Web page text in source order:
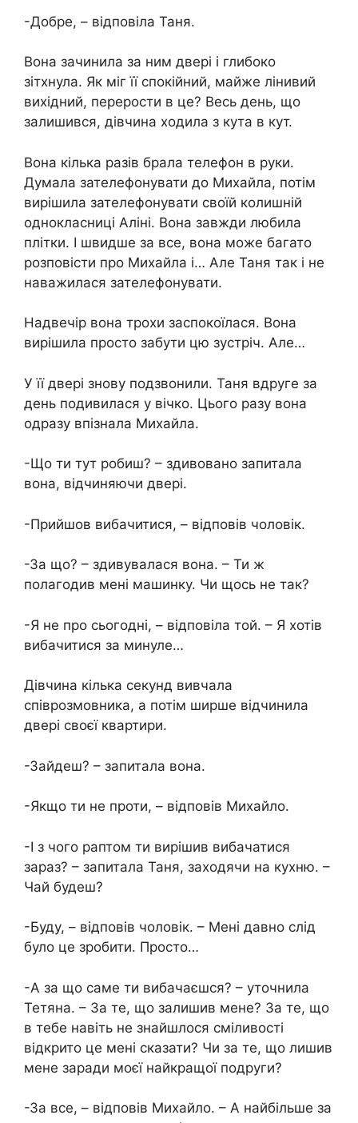
-Добре, – відповіла Таня.
Вона зачинила за ним двері і глибоко
зітхнула. Як міг її спокійний, майже лінивий
вихідний, перерости в це? Весь день, що
залишився, дівчина ходила з кута в кут.
Вона кілька разів брала телефон в руки.
Думала зателефонувати до Михайла, потім
вирішила зателефонувати своїй колишній
однокласниці Аліні. Вона завжди любила
плітки. І швидше за все, вона може багато
розповісти про Михайла і… Але Таня так і не
наважилася зателефонувати.
Надвечір вона трохи заспокоїлася. Вона
вирішила просто забути цю зустріч. Але…
У її двері знову подзвонили. Таня вдруге за
день подивилася у вічко. Цього разу вона
одразу впізнала Михайла.
-Що ти тут робиш? – здивовано запитала
вона, відчиняючи двері.
-Прийшов вибачитися, – відповів чоловік.
-За що? – здивувалася вона. – Ти ж
полагодив мені машинку. Чи щось не так?
-Я не про сьогодні, – відповіла той. – Я хотів
вибачитися за минуле…
Дівчина кілька секунд вивчала
співрозмовника, а потім ширше відчинила
двері своєї квартири.
-Зайдеш? – запитала вона.
-Якщо ти не проти, – відповів Михайло.
-І з чого раптом ти вирішив вибачатися
зараз? – запитала Таня, заходячи на кухню. –
Чай будеш?
-Буду, – відповів чоловік. – Мені давно слід
було це зробити. Просто…
-А за що саме ти вибачаєшся? – уточнила
Тетяна. – За те, що залишив мене? За те, що
в тебе навіть не знайшлося сміливості
відкрито це мені сказати? Чи за те, що лишив
мене заради моєї найкращої подруги?
-За все, – відповів Михайло. – А найбільше за